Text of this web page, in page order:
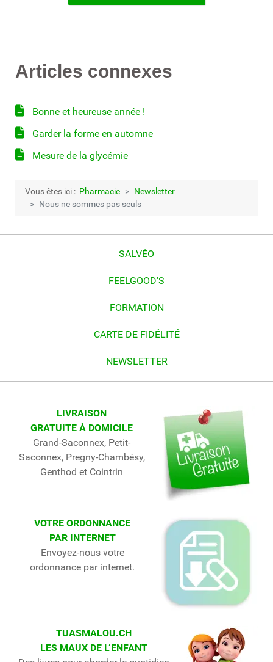
Articles connexes
Bonne et heureuse année !
Garder la forme en automne
Mesure de la glycémie
Vous êtes ici : Pharmacie
Newsletter
Nous ne sommes pas seuls
SALVÉO
FEELGOOD'S
FORMATION
CARTE DE FIDÉLITÉ
NEWSLETTER
LIVRAISON
GRATUITE À DOMICILE
Grand-Saconnex, Petit-
Saconnex, Pregny-Chambésy,
Genthod et Cointrin
VOTRE ORDONNANCE
PAR INTERNET
Envoyez-nous votre
ordonnance par internet.
TUASMALOU.CH
LES MAUX DE L’ENFANT